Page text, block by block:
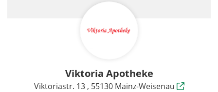
Viktoria Apotheke
Viktoriastr. 13 , 55130 Mainz-Weisenau